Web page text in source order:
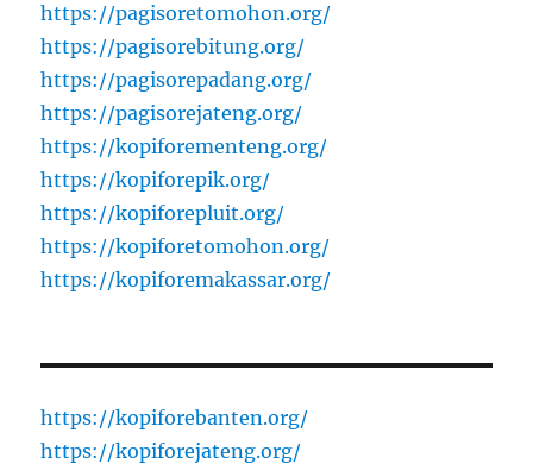
https://pagisoretomohon.org/
https://pagisorebitung.org/
https://pagisorepadang.org/
https://pagisorejateng.org/
https://kopiforementeng.org/
https://kopiforepik.org/
https://kopiforepluit.org/
https://kopiforetomohon.org/
https://kopiforemakassar.org/
https://kopiforebanten.org/
https://kopiforejateng.org/